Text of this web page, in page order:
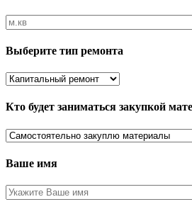
Выберите тип ремонта
Кто будет заниматься закупкой
Ваше имя